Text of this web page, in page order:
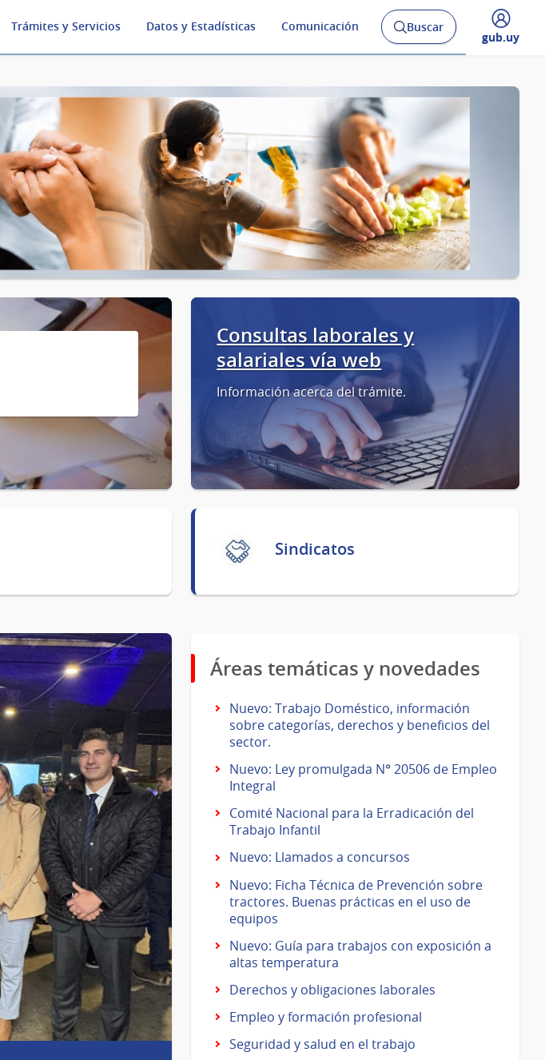
Trámites y Servicios Datos y Estadísticas Comunicación
Abrir
buscador
Buscar
Desplegar
gub.uy
Consultas laborales y
salariales vía web
Información acerca del trámite.
Sindicatos
Áreas temáticas y novedades
Nuevo: Trabajo Doméstico, información
sobre categorías, derechos y beneficios del
sector.
Nuevo: Ley promulgada N° 20506 de Empleo
Integral
Comité Nacional para la Erradicación del
Trabajo Infantil
Nuevo: Llamados a concursos
Nuevo: Ficha Técnica de Prevención sobre
tractores. Buenas prácticas en el uso de
equipos
Nuevo: Guía para trabajos con exposición a
altas temperatura
Derechos y obligaciones laborales
Empleo y formación profesional
Seguridad y salud en el trabajo